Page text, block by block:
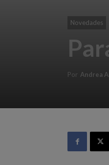
Novedades
Por Andrea